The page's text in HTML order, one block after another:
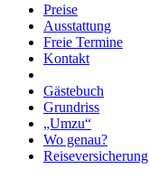
Preise
Ausstattung
Freie Termine
Kontakt
Gästebuch
Grundriss
„Umzu“
Wo genau?
Reiseversicherung